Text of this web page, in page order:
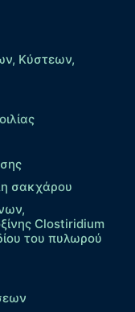
Κύστεων,
σακχάρου
Clostiridium
του πυλωρού